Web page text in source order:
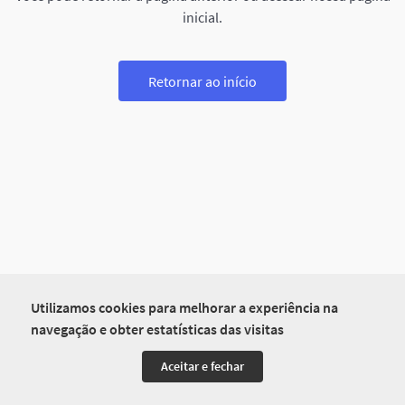
Utilizamos cookies para melhorar a experiência na
navegação e obter estatísticas das visitas
Aceitar e fechar
inicial.
Retornar ao início